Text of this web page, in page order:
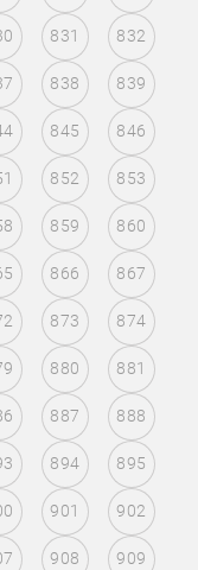
831 832
838 839
845 846
852 853
859 860
866 867
873 874
880 881
887 888
894 895
901 902
908 909